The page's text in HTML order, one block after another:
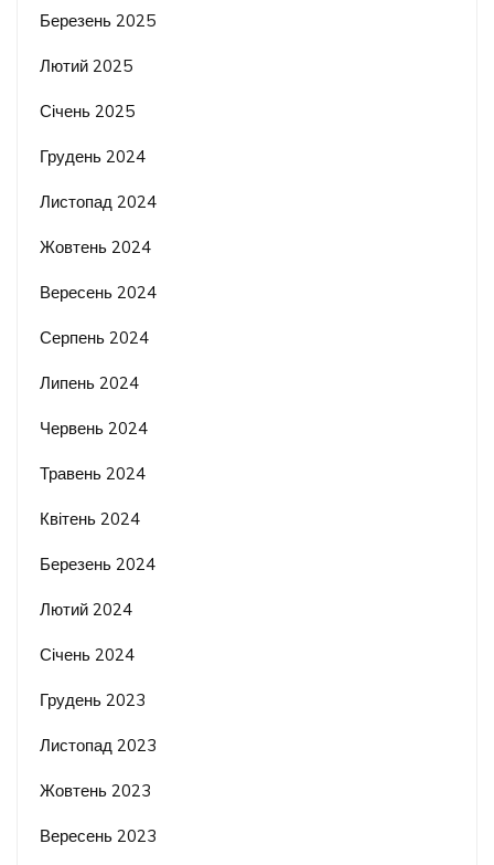
Березень 2025
Лютий 2025
Січень 2025
Грудень 2024
Листопад 2024
Жовтень 2024
Вересень 2024
Серпень 2024
Липень 2024
Червень 2024
Травень 2024
Квітень 2024
Березень 2024
Лютий 2024
Січень 2024
Грудень 2023
Листопад 2023
Жовтень 2023
Вересень 2023